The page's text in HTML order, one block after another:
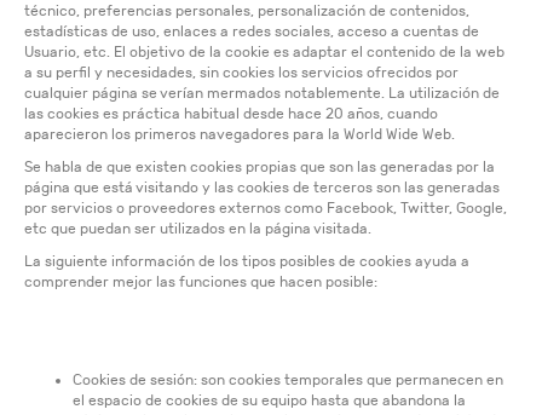
técnico, preferencias personales, personalización de contenidos,
estadísticas de uso, enlaces a redes sociales, acceso a cuentas de
Usuario, etc. El objetivo de la cookie es adaptar el contenido de la web
a su perfil y necesidades, sin cookies los servicios ofrecidos por
cualquier página se verían mermados notablemente. La utilización de
las cookies es práctica habitual desde hace 20 años, cuando
aparecieron los primeros navegadores para la World Wide Web.
Se habla de que existen cookies propias que son las generadas por la
página que está visitando y las cookies de terceros son las generadas
por servicios o proveedores externos como Facebook, Twitter, Google,
etc que puedan ser utilizados en la página visitada.
La siguiente información de los tipos posibles de cookies ayuda a
comprender mejor las funciones que hacen posible:
Cookies de sesión: son cookies temporales que permanecen en
el espacio de cookies de su equipo hasta que abandona la